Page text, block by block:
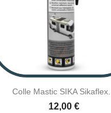
Colle Mastic SIKA Sikaflex...
12,00 €